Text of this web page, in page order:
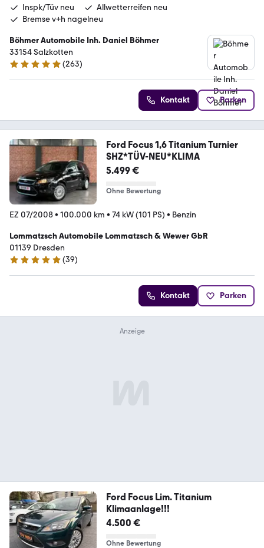
Inspk/Tüv neu
Allwetterreifen neu
Bremse v+h nagelneu
Böhmer Automobile Inh. Daniel Böhmer
33154 Salzkotten
5 Sterne
(263)
Kontakt Parken
Ford Focus 1,6 Titanium Turnier
SHZ*TÜV-NEU*KLIMA
5.499 €
Ohne Bewertung
EZ 07/2008• 100.000 km • 74 kW (101 PS) • Benzin
Lommatzsch Automobile Lommatzsch & Wewer GbR
01139 Dresden
5 Sterne
(39)
Kontakt Parken
Ford Focus Lim. Titanium
Klimaanlage!!!
4.500 €
Ohne Bewertung